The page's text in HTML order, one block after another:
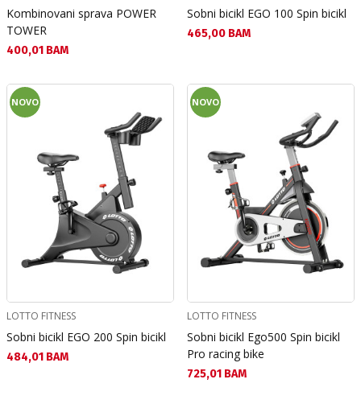
Kombinovani sprava POWER
TOWER
Текуща цена:
400,01 BAM
Sobni bicikl EGO 100 Spin bicikl
Текуща цена:
465,00 BAM
NOVO
LOTTO FITNESS
Sobni bicikl EGO 200 Spin bicikl
Текуща цена:
484,01 BAM
NOVO
LOTTO FITNESS
Sobni bicikl Ego500 Spin bicikl
Pro racing bike
Текуща цена:
725,01 BAM